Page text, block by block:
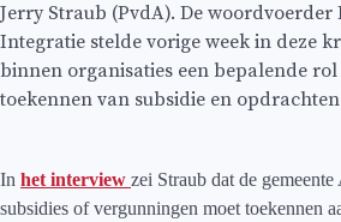
Jerry Straub (PvdA). De woordvoerder
Integratie stelde vorige week in deze
binnen organisaties een bepalende
toekennen van subsidie en
In het interview zei Straub dat de gemeente
subsidies of vergunningen moet toekennen